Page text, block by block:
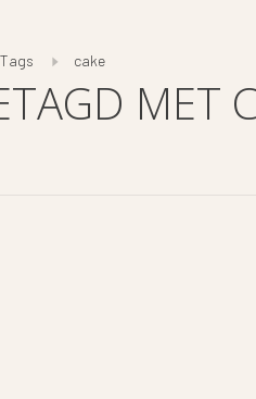
Tags cake
MET